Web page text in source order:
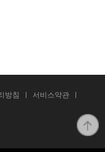
방침
서비스약관